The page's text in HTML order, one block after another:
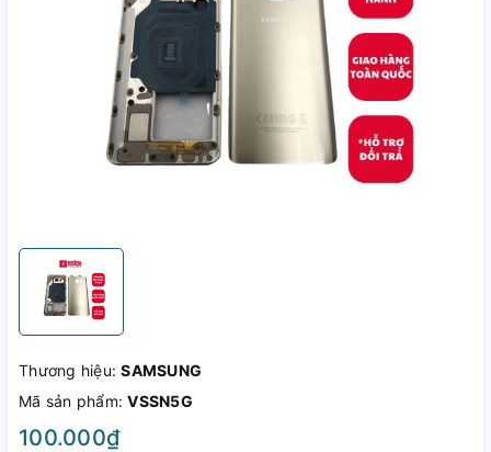
Thương hiệu:SAMSUNG
Mã sản phẩm:VSSN5G
100.000₫